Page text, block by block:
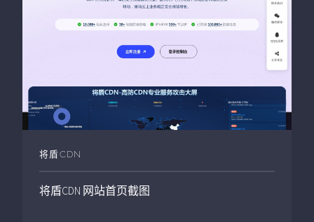
将盾CDN
将盾CDN 网站首页截图